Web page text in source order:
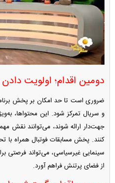
دومین اقدام؛ اولویت
ضروری است تا حد امکان بر پخش
و سریال تمرکز شود. این محتواها،
جهت‌دار ارائه شوند، می‌توانند نقش
کنند. پخش مسابقات فوتبال همراه
سینمایی غیرسیاسی، می‌تواند فرصتی
از فضای پرتنش فراهم آورد.